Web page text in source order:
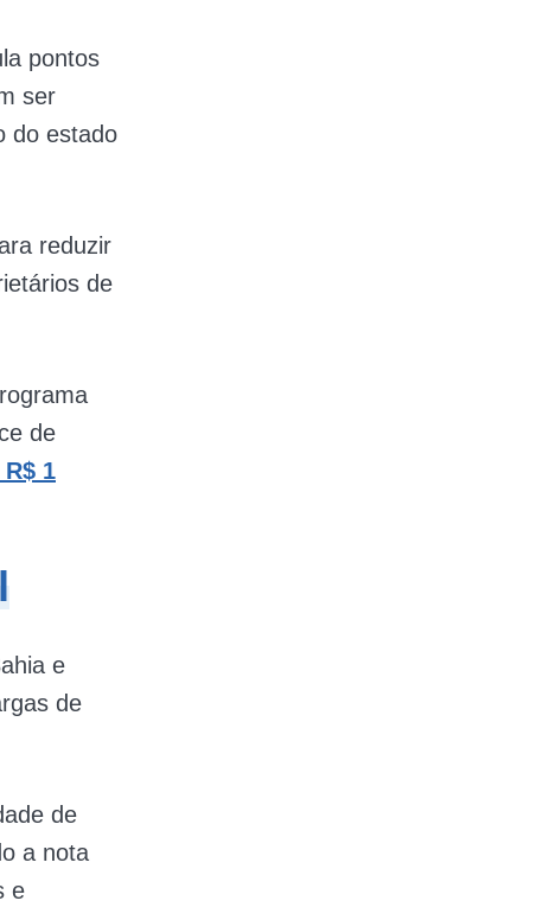
pontos
ser
do estado
reduzir
de
de
1
e
de
de
a nota
e